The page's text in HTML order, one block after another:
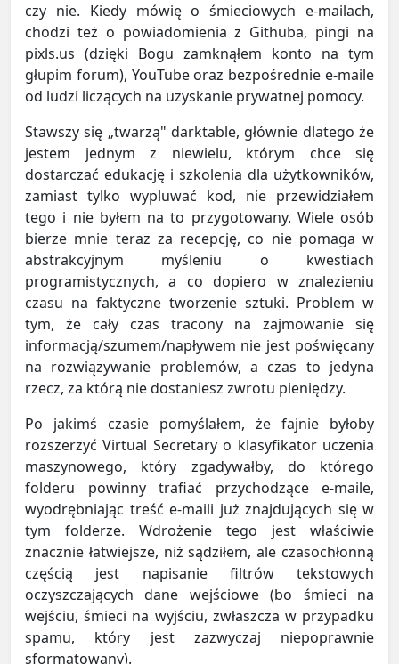
czy nie. Kiedy mówię o śmieciowych e-mailach,
chodzi też o powiadomienia z Githuba, pingi na
pixls.us (dzięki Bogu zamknąłem konto na tym
głupim forum), YouTube oraz bezpośrednie e-maile
od ludzi liczących na uzyskanie prywatnej pomocy.
Stawszy się „twarzą" darktable, głównie dlatego że
jestem jednym z niewielu, którym chce się
dostarczać edukację i szkolenia dla użytkowników,
zamiast tylko wypluwać kod, nie przewidziałem
tego i nie byłem na to przygotowany. Wiele osób
bierze mnie teraz za recepcję, co nie pomaga w
abstrakcyjnym myśleniu o kwestiach
programistycznych, a co dopiero w znalezieniu
czasu na faktyczne tworzenie sztuki. Problem w
tym, że cały czas tracony na zajmowanie się
informacją/szumem/napływem nie jest poświęcany
na rozwiązywanie problemów, a czas to jedyna
rzecz, za którą nie dostaniesz zwrotu pieniędzy.
Po jakimś czasie pomyślałem, że fajnie byłoby
rozszerzyć Virtual Secretary o klasyfikator uczenia
maszynowego, który zgadywałby, do którego
folderu powinny trafiać przychodzące e-maile,
wyodrębniając treść e-maili już znajdujących się w
tym folderze. Wdrożenie tego jest właściwie
znacznie łatwiejsze, niż sądziłem, ale czasochłonną
częścią jest napisanie filtrów tekstowych
oczyszczających dane wejściowe (bo śmieci na
wejściu, śmieci na wyjściu, zwłaszcza w przypadku
spamu, który jest zazwyczaj niepoprawnie
sformatowany).